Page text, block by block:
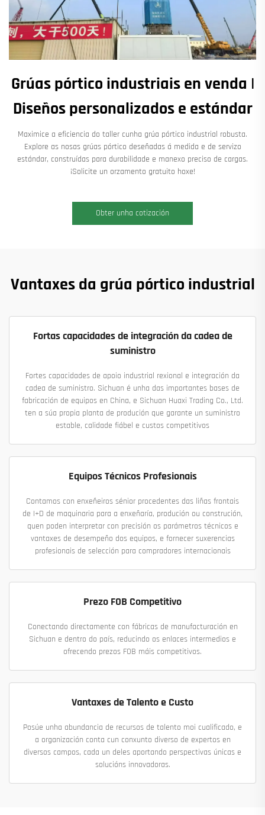
Grúas pórtico industriais en venda |
Diseños personalizados e estándar
Maximice a eficiencia do taller cunha grúa pórtico industrial robusta.
Explore as nosas grúas pórtico deseñadas á medida e de servizo
estándar, construídas para durabilidade e manexo preciso de cargas.
¡Solicite un orzamento gratuito hoxe!
Obter unha cotización
Vantaxes da grúa pórtico industrial
Fortas capacidades de integración da cadea de
suministro
Fortes capacidades de apoio industrial rexional e integración da
cadea de suministro. Sichuan é unha das importantes bases de
fabricación de equipos en China, e Sichuan Huaxi Trading Co., Ltd.
ten a súa propia planta de produción que garante un suministro
estable, calidade fiábel e custos competitivos
Equipos Técnicos Profesionais
Contamos con enxeñeiros sénior procedentes das liñas frontais
de I+D de maquinaria para a enxeñaría, produción ou construción,
quen poden interpretar con precisión os parámetros técnicos e
vantaxes de desempeño dos equipos, e fornecer suxerencias
profesionais de selección para compradores internacionais
Prezo FOB Competitivo
Conectando directamente con fábricas de manufacturación en
Sichuan e dentro do país, reducindo os enlaces intermedios e
ofrecendo prezos FOB máis competitivos.
Vantaxes de Talento e Custo
Posúe unha abundancia de recursos de talento moi cualificado, e
a organización conta cun conxunto diverso de expertos en
diversos campos, cada un deles aportando perspectivas únicas e
solucións innovadoras.